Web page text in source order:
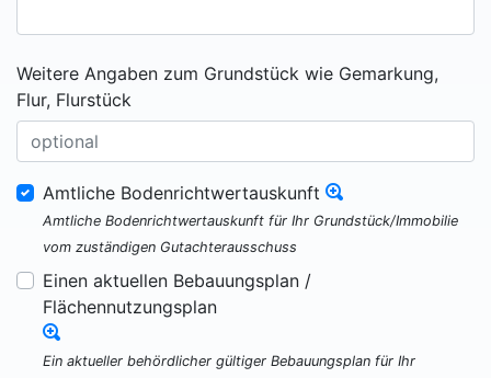
Weitere Angaben zum Grundstück wie Gemarkung,
Flur, Flurstück
Amtliche Bodenrichtwertauskunft
Amtliche Bodenrichtwertauskunft für Ihr Grundstück/Immobilie
vom zuständigen Gutachterausschuss
Einen aktuellen Bebauungsplan /
Flächennutzungsplan
Ein aktueller behördlicher gültiger Bebauungsplan für Ihr